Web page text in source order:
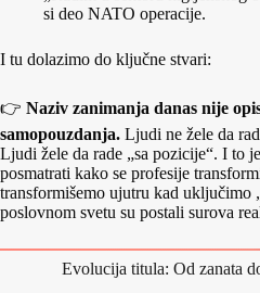
si deo NATO operacije.
I tu dolazimo do ključne stvari:
👉 Naziv zanimanja danas nije
samopouzdanja. Ljudi ne žele da
Ljudi žele da rade „sa pozicije“. I to
posmatrati kako se profesije
transformišemo ujutru kad uključimo
poslovnom svetu su postali surova
Evolucija titula: Od zanata